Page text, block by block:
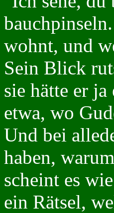
wohnt, und
Sein Blick
sie hätte er
etwa, wo
Und bei
haben,
scheint es
ein Rätsel,